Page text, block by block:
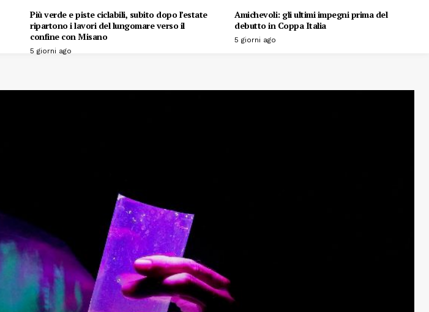
Più verde e piste ciclabili, subito dopo l’estate
ripartono i lavori del lungomare verso il
confine con Misano
5 giorni ago
Amichevoli: gli ultimi impegni prima del
debutto in Coppa Italia
5 giorni ago